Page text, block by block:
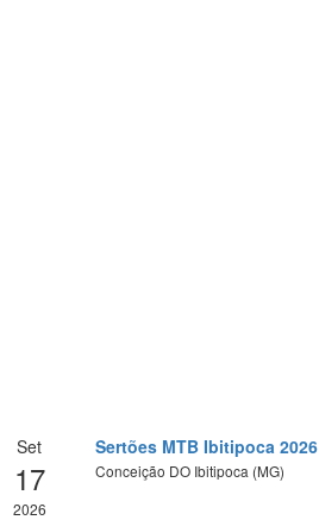
Set
17
2026
Sertões MTB Ibitipoca 2026
Conceição DO Ibitipoca (MG)